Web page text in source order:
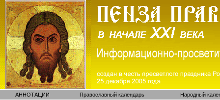
АННОТАЦИИ Православный календарь Народный